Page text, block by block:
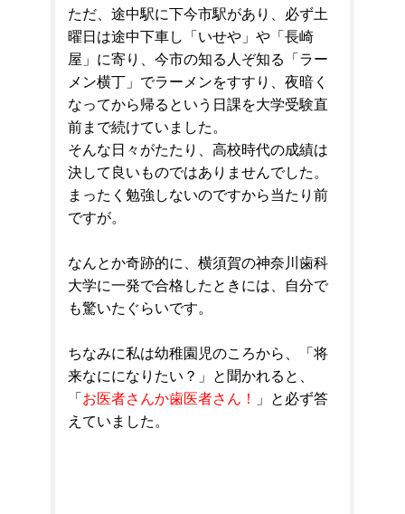
ただ、途中駅に下今市駅があり、必ず土
曜日は途中下車し「いせや」や「長崎
屋」に寄り、今市の知る人ぞ知る「ラー
メン横丁」でラーメンをすすり、夜暗く
なってから帰るという日課を大学受験直
前まで続けていました。
そんな日々がたたり、高校時代の成績は
決して良いものではありませんでした。
まったく勉強しないのですから当たり前
ですが。
なんとか奇跡的に、横須賀の神奈川歯科
大学に一発で合格したときには、自分で
も驚いたぐらいです。
ちなみに私は幼稚園児のころから、「将
来なにになりたい？」と聞かれると、
「 お医者さんか歯医者さん！
」と必ず答
えていました。